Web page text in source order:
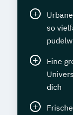
so
Eine
dich